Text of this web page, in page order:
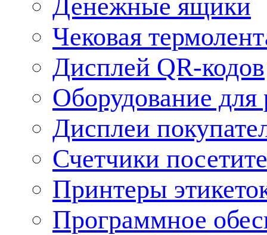
Денежные ящики
Чековая
Дисплей QR-кодов
Оборудование
Дисплеи
Счетчики
Принтеры
Программное